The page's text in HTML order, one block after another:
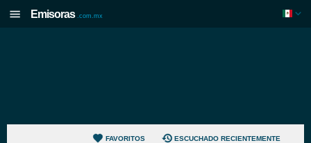
Emisoras .com.mx
FAVORITOS ESCUCHADO RECIENTEMENTE